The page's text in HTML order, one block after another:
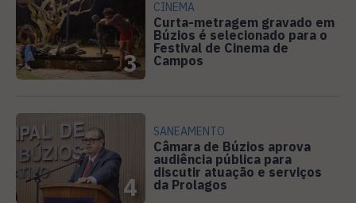
3
CINEMA
Curta-metragem gravado em
Búzios é selecionado para o
Festival de Cinema de
Campos
4
SANEAMENTO
Câmara de Búzios aprova
audiência pública para
discutir atuação e serviços
da Prolagos